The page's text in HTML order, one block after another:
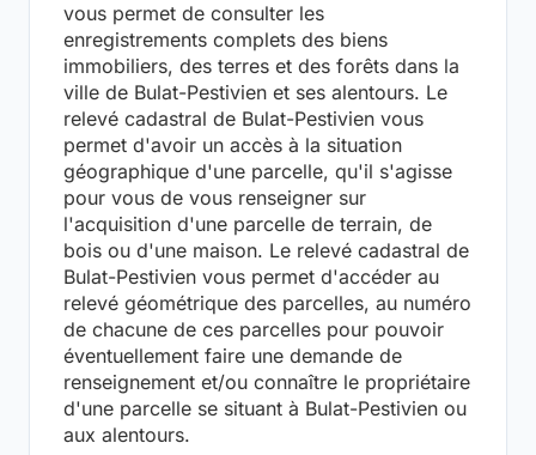
vous permet de consulter les
enregistrements complets des biens
immobiliers, des terres et des forêts dans la
ville de Bulat-Pestivien et ses alentours. Le
relevé cadastral de Bulat-Pestivien vous
permet d'avoir un accès à la situation
géographique d'une parcelle, qu'il s'agisse
pour vous de vous renseigner sur
l'acquisition d'une parcelle de terrain, de
bois ou d'une maison. Le relevé cadastral de
Bulat-Pestivien vous permet d'accéder au
relevé géométrique des parcelles, au numéro
de chacune de ces parcelles pour pouvoir
éventuellement faire une demande de
renseignement et/ou connaître le propriétaire
d'une parcelle se situant à Bulat-Pestivien ou
aux alentours.